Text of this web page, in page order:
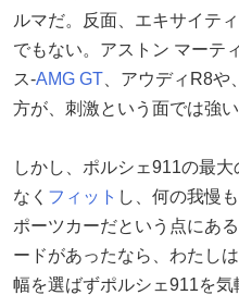
ルマだ。反面、エキサイテ
でもない。アストン マーテ
ス-AMG GT 、アウディR8や、
方が、刺激という面では強い
しかし、ポルシェ911の最
なく フィット し、何の我慢
ポーツカーだという点にあ
ードがあったなら、わたし
幅を選ばずポルシェ911を